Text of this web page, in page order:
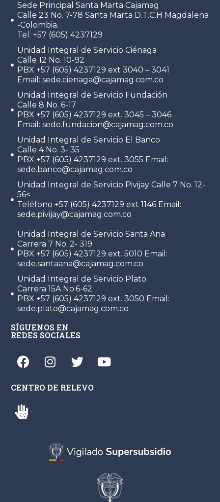
Sede Principal Santa Marta Cajamag
Calle 23 No. 7-78 Santa Marta D.T.C.H Magdalena
-Colombia.
Tel: +57 (605) 4237129
Unidad Integral de Servicio Ciénaga
Calle 12 No. 10-92
PBX +57 (605) 4237129 ext 3040 – 3041
Email: sede.cienaga@cajamag.com.co
Unidad Integral de Servicio Fundación
Calle 8 No. 6-17
PBX +57 (605) 4237129 ext. 3045 – 3046
Email: sede.fundacion@cajamag.com.co
Unidad Integral de Servicio El Banco
Calle 4 No. 3- 35
PBX +57 (605) 4237129 ext. 3055 Email:
sede.banco@cajamag.com.co
Unidad Integral de Servicio Pivijay Calle 7 No. 12-
56<
Teléfono +57 (605) 4237129 ext 1146 Email:
sede.pivijay@cajamag.com.co
Unidad Integral de Servicio Santa Ana
Carrera 7 No. 2- 319
PBX +57 (605) 4237129 ext. 5010 Email:
sede.santaana@cajamag.com.co
Unidad Integral de Servicio Plato
Carrera 15A No.6-62
PBX +57 (605) 4237129 ext. 3050 Email:
sede.plato@cajamag.com.co
SÍGUENOS EN
REDES SOCIALES
CENTRO DE RELEVO